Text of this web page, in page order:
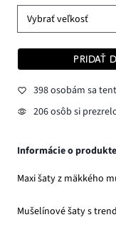
Vybrať veľkosť
PRIDAŤ
398 osobám sa
206 osôb si
Informácie o produkte
Maxi šaty z mäkkého
Mušelínové šaty s